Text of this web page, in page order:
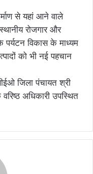
से यहां आने वाले
रोजगार और
पर्यटन विकास के माध्यम
को भी नई पहचान
जिला पंचायत श्री
अधिकारी उपस्थित